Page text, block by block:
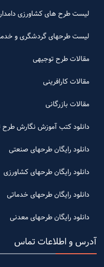
لیست طرح های کشاورزی
لیست طرحهای گردشگری و
مقالات طرح توجیهی
مقالات کارافرینی
مقالات بازرگانی
دانلود کتب آموزش نگارش طرح
دانلود رایگان طرحهای صنعتی
دانلود رایگان طرحهای کشاورزی
دانلود رایگان طرحهای خدماتی
دانلود رایگان طرحهای معدنی
آدرس و اطلاعات تماس